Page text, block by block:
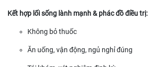
Kết hợp lối sống lành mạnh & phác đồ điều trị:
Không bỏ thuốc
Ăn uống, vận động, ngủ nghỉ đúng